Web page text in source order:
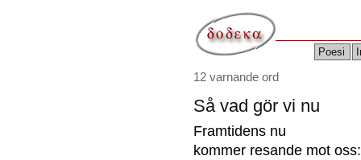
Poesi
12 varnande ord
Så vad gör vi nu
Framtidens nu
kommer resande mot oss: